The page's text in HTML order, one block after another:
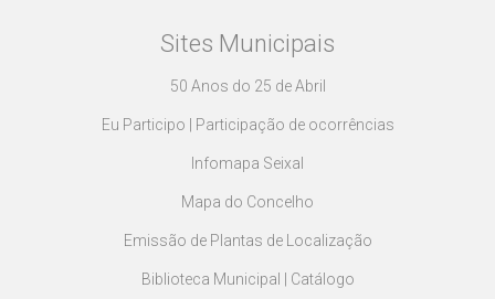
Sites Municipais
50 Anos do 25 de Abril
Eu Participo | Participação de ocorrências
Infomapa Seixal
Mapa do Concelho
Emissão de Plantas de Localização
Biblioteca Municipal | Catálogo